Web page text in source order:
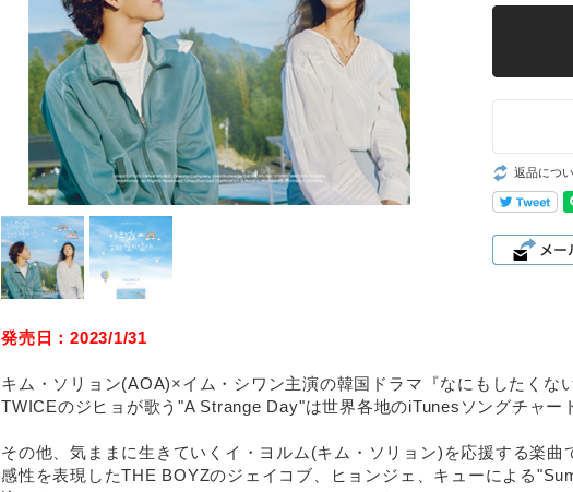
返品につ
発売日：2023/1/31
キム・ソリョン(AOA)×イム・シワン主演の韓国ドラマ『なにもしたくな
TWICEのジヒョが歌う"A Strange Day"は世界各地のiTunesソングチャ
その他、気ままに生きていくイ・ヨルム(キム・ソリョン)を応援する楽
感性を表現したTHE BOYZのジェイコブ、ヒョンジェ、キューによる